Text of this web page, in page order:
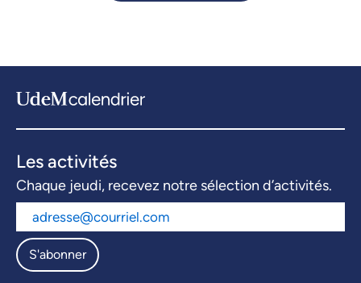
Les activités
Chaque jeudi, recevez notre sélection d’activités.
S'abonner